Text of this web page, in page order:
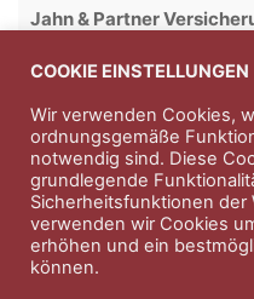
Jahn & Partner
Professioneller
Impressum
Datenschutzerklärung
COOKIE EINSTELLUNGEN
Wir verwenden Cookies,
ordnungsgemäße
notwendig sind. Diese
grundlegende
Sicherheitsfunktionen der
verwenden wir Cookies
erhöhen und ein
können.